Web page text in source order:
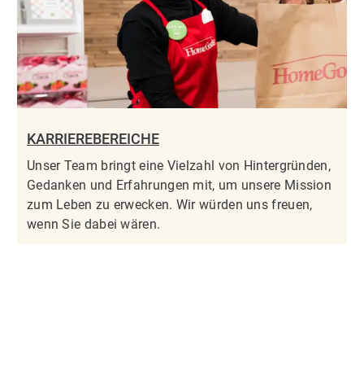
KARRIEREBEREICHE
Unser Team bringt eine Vielzahl von Hintergründen,
Gedanken und Erfahrungen mit, um unsere Mission
zum Leben zu erwecken. Wir würden uns freuen,
wenn Sie dabei wären.